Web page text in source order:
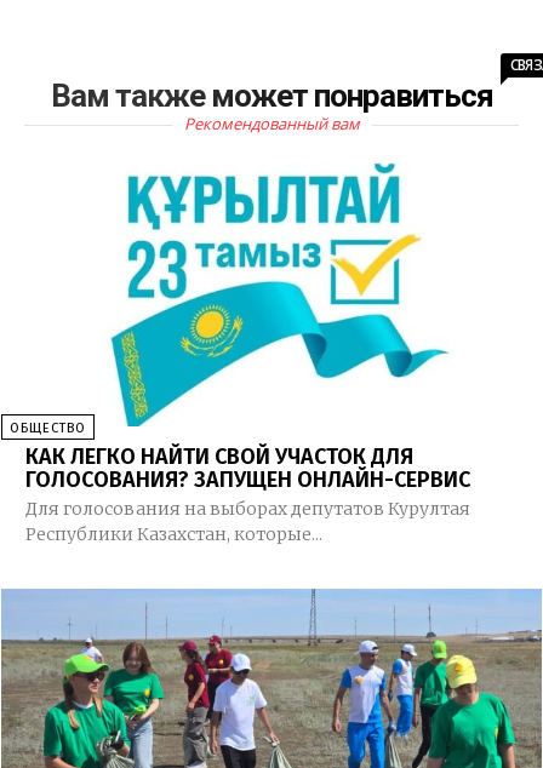
Вам также может понравиться
Рекомендованный вам
ОБЩЕСТВО
КАК ЛЕГКО НАЙТИ СВОЙ УЧАСТОК ДЛЯ
ГОЛОСОВАНИЯ? ЗАПУЩЕН ОНЛАЙН-СЕРВИС
Для голосования на выборах депутатов Курултая
Республики Казахстан, которые...